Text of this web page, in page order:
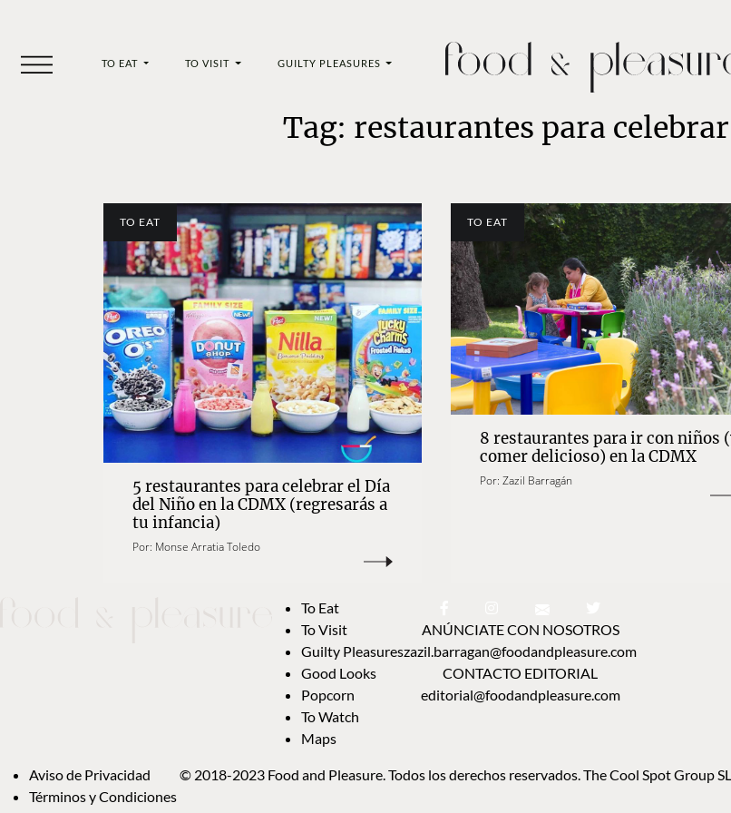
TO EAT TO VISIT GUILTY PLEASURES
Tag: restaurantes para
TO EAT
5 restaurantes para celebrar el Día
del Niño en la CDMX (regresarás a
tu infancia)
Por: Monse Arratia Toledo
TO EAT
8 restaurantes para ir con niños
comer delicioso) en la CDMX
Por: Zazil Barragán
To Eat
To Visit
Guilty Pleasures
Good Looks
Popcorn
To Watch
Maps
ANÚNCIATE CON NOSOTROS
zazil.barragan@foodandpleasure.com
CONTACTO EDITORIAL
editorial@foodandpleasure.com
Aviso de Privacidad
Términos y Condiciones
© 2018-2023 Food and Pleasure. Todos los derechos reservados. The Cool Spot Group